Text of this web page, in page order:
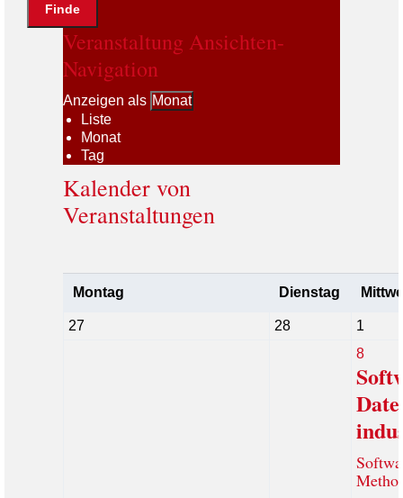
Veranstaltung Ansichten-
Navigation
Anzeigen als Monat
Liste
Monat
Tag
Kalender von
Veranstaltungen
Montag Dienstag
27 28 1
8